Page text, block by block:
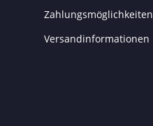
Zahlungsmöglichkeiten
Versandinformationen